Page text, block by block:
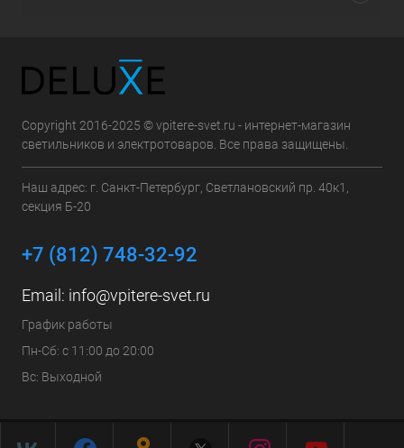
Copyright 2016-2025 © vpitere-svet.ru - интернет-магазин
светильников и электротоваров. Все права защищены.
Наш адрес: г. Санкт-Петербург, Светлановский пр. 40к1,
секция Б-20
+7 (812) 748-32-92
Email: info@vpitere-svet.ru
График работы
Пн-Сб: с 11:00 до 20:00
Вс: Выходной